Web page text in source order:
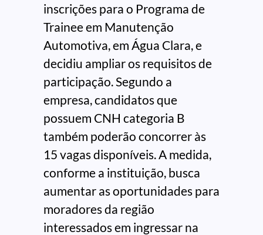
inscrições para o Programa de
Trainee em Manutenção
Automotiva, em Água Clara, e
decidiu ampliar os requisitos de
participação. Segundo a
empresa, candidatos que
possuem CNH categoria B
também poderão concorrer às
15 vagas disponíveis. A medida,
conforme a instituição, busca
aumentar as oportunidades para
moradores da região
interessados em ingressar na